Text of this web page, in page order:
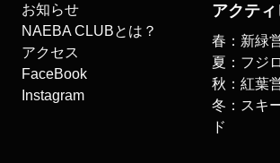
お知らせ
NAEBA CLUBとは？
アクセス
FaceBook
Instagram
アクティ
春：新緑
夏：フジ
秋：紅葉
冬：スキ
ド